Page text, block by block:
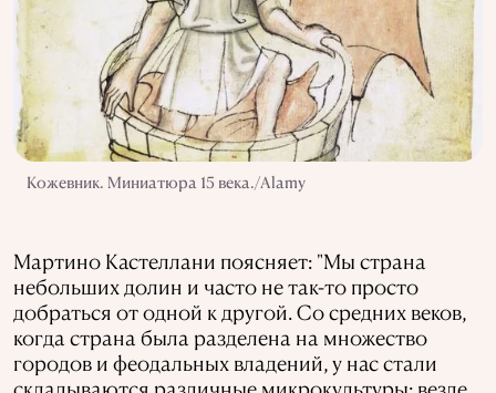
Кожевник. Миниатюра 15 века./Alamy
Мартино Кастеллани поясняет: "Мы страна
небольших долин и часто не так-то просто
добраться от одной к другой. Со средних веков,
когда страна была разделена на множество
городов и феодальных владений, у нас стали